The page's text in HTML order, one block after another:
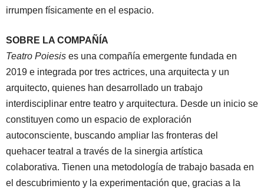
irrumpen físicamente en el espacio.
SOBRE LA COMPAÑÍA
Teatro Poiesis es una compañía emergente fundada en
2019 e integrada por tres actrices, una arquitecta y un
arquitecto, quienes han desarrollado un trabajo
interdisciplinar entre teatro y arquitectura. Desde un inicio se
constituyen como un espacio de exploración
autoconsciente, buscando ampliar las fronteras del
quehacer teatral a través de la sinergia artística
colaborativa. Tienen una metodología de trabajo basada en
el descubrimiento y la experimentación que, gracias a la